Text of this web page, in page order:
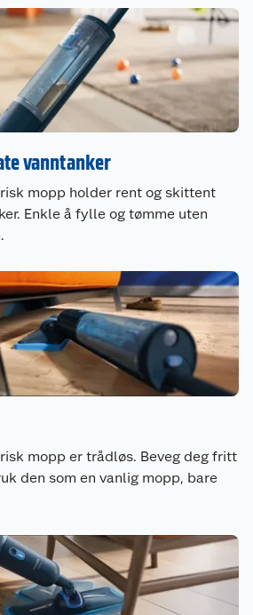
vanntanker
mopp holder rent og skittent
Enkle å fylle og tømme uten
mopp er trådløs. Beveg deg fritt
den som en vanlig mopp, bare